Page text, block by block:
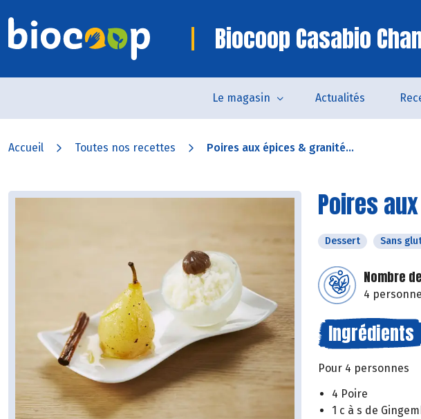
Biocoop Casabio
Le magasin Actualités
Accueil Toutes nos recettes Poires aux épices & granité...
Poires
Dessert Sans
Nombre
4
Ingrédients
Pour 4 personnes
4 Poire
1 c à s de